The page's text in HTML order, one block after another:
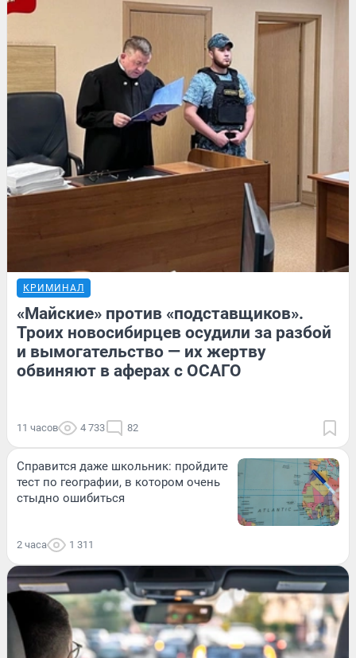
КРИМИНАЛ
«Майские» против «подставщиков».
Троих новосибирцев осудили за разбой
и вымогательство — их жертву
обвиняют в аферах с ОСАГО
11 часов 4 733 82
Справится даже школьник: пройдите
тест по географии, в котором очень
стыдно ошибиться
2 часа 1 311